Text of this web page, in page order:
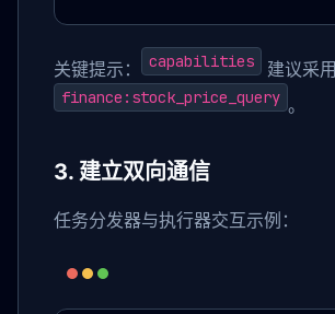
关键提示： capabilities 建议采用
finance:stock_price_query 。
3. 建立双向通信
任务分发器与执行器交互示例：